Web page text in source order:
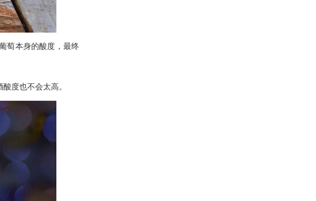
萄本身的酸度，最终
度也不会太高。